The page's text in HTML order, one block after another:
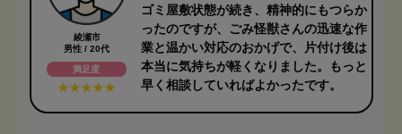
綾瀬市
男性 / 20代
満足度
ゴミ屋敷状態が続き、精神的にもつらか
ったのですが、ごみ怪獣さんの迅速な作
業と温かい対応のおかげで、片付け後は
本当に気持ちが軽くなりました。もっと
早く相談していればよかったです。